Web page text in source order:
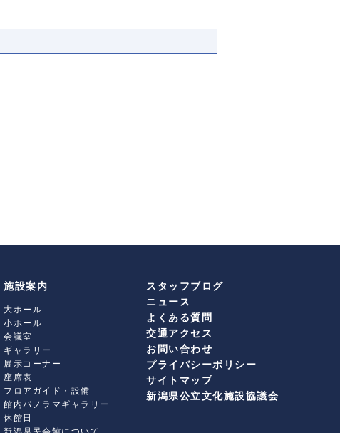
施設案内
大ホール
小ホール
会議室
ギャラリー
展示コーナー
座席表
フロアガイド・設備
館内パノラマギャラリー
休館日
スタッフブログ
ニュース
よくある質問
交通アクセス
お問い合わせ
プライバシーポリシー
サイトマップ
新潟県公立文化施設協議会